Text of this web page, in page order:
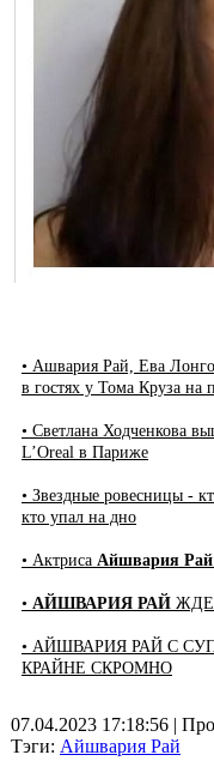
• Ашвария Рай, Ева
в гостях у Тома Круза на
• Светлана Ходченкова
L’Oreal в Париже
• Звездные ровесницы -
кто упал на дно
• Актриса Айшвария Рай
• АЙШВАРИЯ РАЙ
• АЙШВАРИЯ РАЙ С
КРАЙНЕ СКРОМНО
07.04.2023 17:18:56 |
Тэги: Айшвария Рай